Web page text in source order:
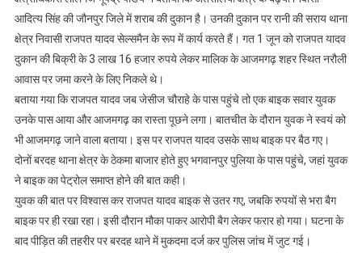
आदित्य सिंह की जौनपुर जिले में शराब की दुकान है। उनकी दुकान पर रानी की सराय थाना
क्षेत्र निवासी राजपत यादव सेल्समैन के रूप में कार्य करते हैं। गत 1 जून को राजपत यादव
दुकान की बिक्री के 3 लाख 16 हजार रुपये लेकर मालिक के आजमगढ़ शहर स्थित नरौली
आवास पर जमा करने के लिए निकले थे।
बताया गया कि राजपत यादव जब जेसीज चौराहे के पास पहुंचे तो एक बाइक सवार युवक
उनके पास आया और आजमगढ़ का रास्ता पूछने लगा। बातचीत के दौरान युवक ने स्वयं को
भी आजमगढ़ जाने वाला बताया। इस पर राजपत यादव उसके साथ बाइक पर बैठ गए।
दोनों बरदह थाना क्षेत्र के ठेकमा बाजार होते हुए भगवानपुर पुलिया के पास पहुंचे, जहां युवक
ने बाइक का पेट्रोल समाप्त होने की बात कही।
युवक की बात पर विश्वास कर राजपत यादव बाइक से उतर गए, जबकि रुपयों से भरा बैग
बाइक पर ही रखा रहा। इसी दौरान मौका पाकर आरोपी बैग लेकर फरार हो गया। घटना के
बाद पीड़ित की तहरीर पर बरदह थाने में मुकदमा दर्ज कर पुलिस जांच में जुट गई।